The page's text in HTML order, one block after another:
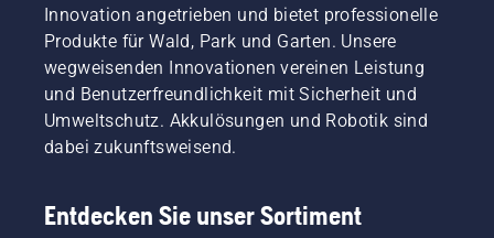
Innovation angetrieben und bietet professionelle
Produkte für Wald, Park und Garten. Unsere
wegweisenden Innovationen vereinen Leistung
und Benutzerfreundlichkeit mit Sicherheit und
Umweltschutz. Akkulösungen und Robotik sind
dabei zukunftsweisend.
Entdecken Sie unser Sortiment